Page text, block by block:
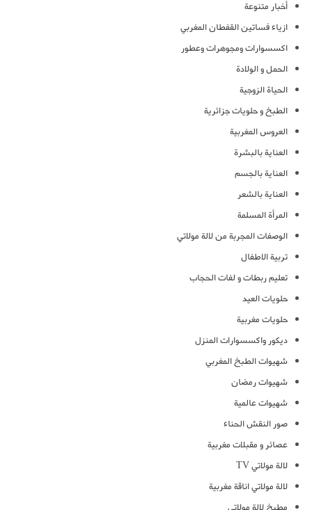
أخبار متنوعة
ازياء فساتين القفطان المغربي
اكسسوارات ومجوهرات وعطور
الحمل و الولادة
الحياة الزوجية
الطبخ و حلويات جزائرية
العروس المغربية
العناية بالبشرة
العناية بالجسم
العناية بالشعر
المرأة المسلمة
الوصفات المجربة من لالة مولاتي
تربية الاطفال
تعليم ربطات و لفات الحجاب
حلويات العيد
حلويات مغربية
ديكور واكسسوارات المنزل
شهيوات الطبخ المغربي
شهيوات رمضان
شهيوات عالمية
صور النقش الحناء
عصائر و مقبلات مغربية
لالة مولاتي TV
لالة مولاتي اناقة مغربية